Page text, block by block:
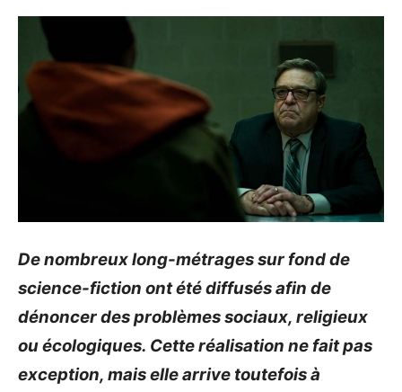
De nombreux long-métrages sur fond de
science-fiction ont été diffusés afin de
dénoncer des problèmes sociaux, religieux
ou écologiques. Cette réalisation ne fait pas
exception, mais elle arrive toutefois à